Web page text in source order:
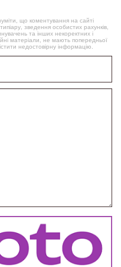
що коментування на сайті
зведення особистих рахунків,
та інших некоректних і
матеріали, не мають попередньої
недостовірну інформацію.